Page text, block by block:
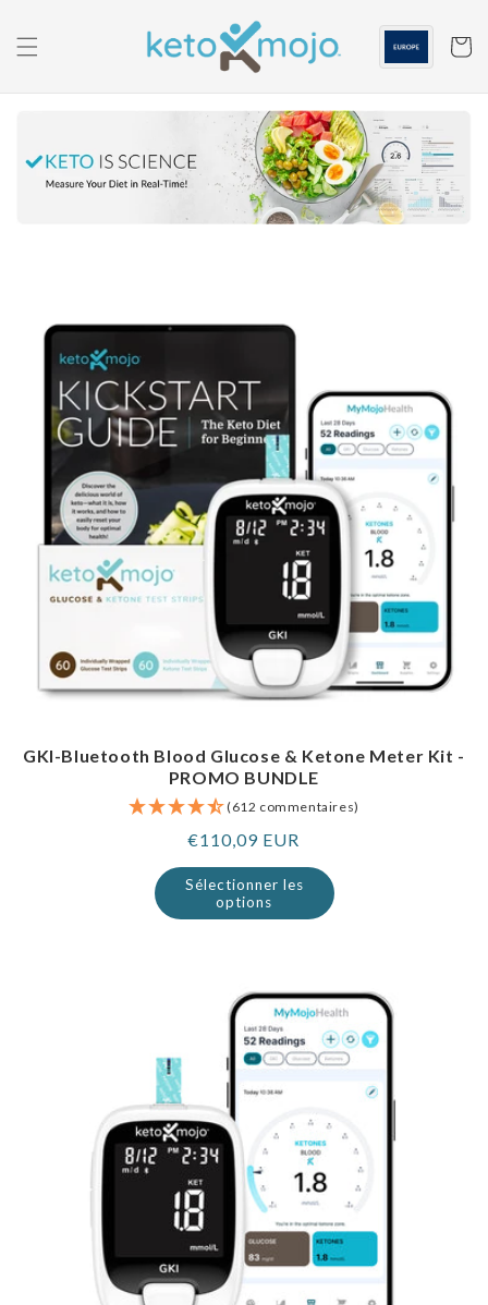
content
Panier
GKI-Bluetooth Blood Glucose & Ketone Meter Kit -
PROMO BUNDLE
(612 commentaires)
Prix
normal
€110,09 EUR
Sélectionner les
options